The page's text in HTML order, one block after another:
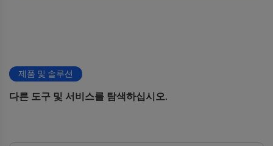
제품 및 솔루션
다른 도구 및 서비스를 탐색하십시오.